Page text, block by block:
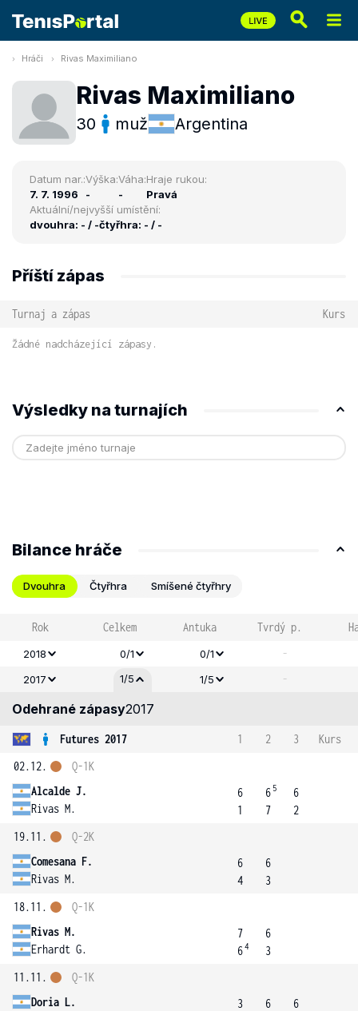
Hráči Rivas Maximiliano
Rivas Maximiliano
30 muž Argentina
Datum nar.:
7. 7. 1996
Výška:
-
Váha:
-
Hraje rukou:
Pravá
Aktuální/nejvyšší umístění:
dvouhra: - / -čtyřhra: - / -
Příští zápas
Turnaj a zápas Kurs
Žádné nadcházející zápasy.
Výsledky na turnajích
Bilance hráče
Dvouhra Čtyřhra Smíšené čtyřhry
Rok Celkem Antuka Tvrdý p.
2018 0/1 0/1 -
2017 1/5 1/5 -
Odehrané zápasy2017
Futures 2017 1 2 3
Kurs
02.12.
Alcalde J.
Rivas M.
Q-1K
6
1
6 5
7
6
2
19.11.
Comesana F.
Rivas M.
Q-2K
6
4
6
3
18.11.
Rivas M.
Erhardt G.
Q-1K
7
64
6
3
11.11.
Doria L.
Q-1K
3
6
6